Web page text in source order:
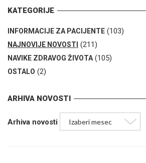
KATEGORIJE
INFORMACIJE ZA PACIJENTE (103)
NAJNOVIJE NOVOSTI (211)
NAVIKE ZDRAVOG ŽIVOTA(105)
OSTALO (2)
ARHIVA NOVOSTI
Arhiva novosti